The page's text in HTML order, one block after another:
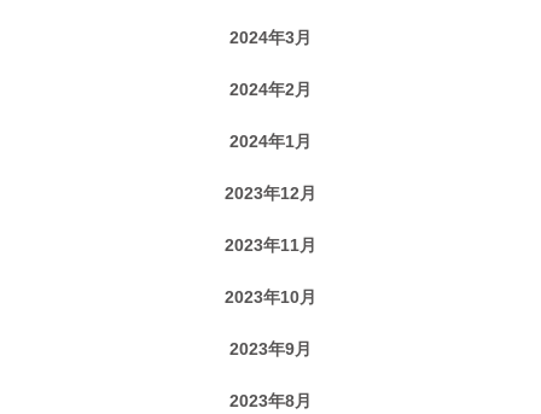
2024年3月
2024年2月
2024年1月
2023年12月
2023年11月
2023年10月
2023年9月
2023年8月